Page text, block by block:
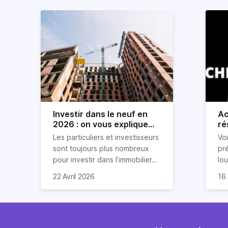
Investir dans le neuf en
2026 : on vous explique
tout !
Les particuliers et investisseurs
sont toujours plus nombreux
pour investir dans l’immobilier
expliquons tout dans cet
22 Avril 2026 16